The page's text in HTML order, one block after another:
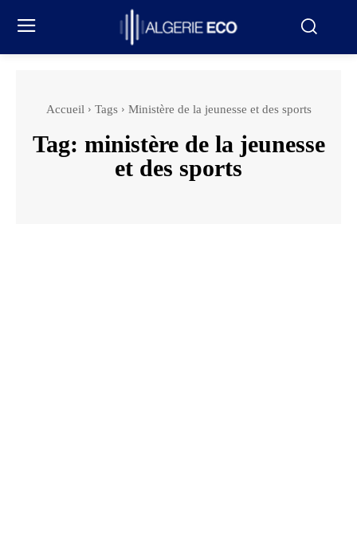
Accueil Tags Ministère de la jeunesse et des sports
Tag: ministère de la jeunesse
et des sports